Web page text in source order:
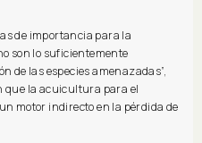
de importancia para la
son lo suficientemente
de las especies amenazadas”,
que la acuicultura para el
motor indirecto en la pérdida de